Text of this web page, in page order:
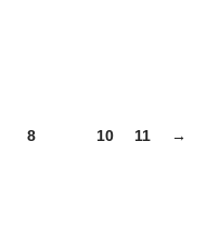
8 10 11 →